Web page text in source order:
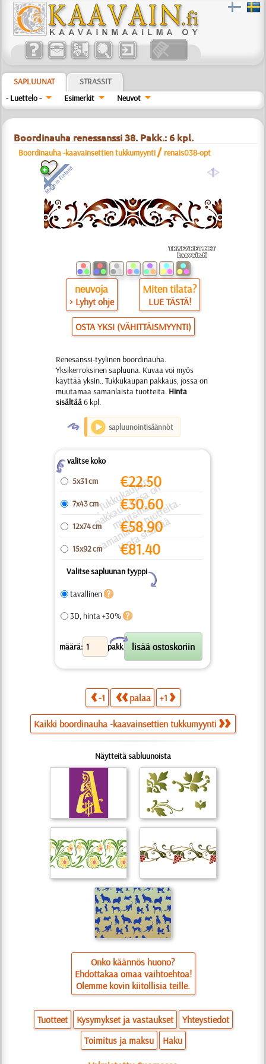
SAPLUUNAT
STRASSIT
- Luettelo -
Esimerkit Neuvot
Boordinauha renessanssi 38. Pakk.: 6 kpl.
Boordinauha -kaavainsettien tukkumyynti / renais038-opt
a
neuvoja
> Lyhyt ohje
Miten tilata?
LUE TÄSTÄ!
OSTA YKSI (VÄHITTÄISMYYNTI)
Renesanssi-tyylinen boordinauha.
Yksikerroksinen sapluuna. Kuvaa voi myös
käyttää yksin.. Tukkukaupan pakkaus, jossa on
muutamaa samanlaista tuotteita. Hinta
sisältää6 kpl.
O sapluunointisäännöt
Zvalitse koko
.
T
u
k
k
u
k
a
u
p
a
n
p
a
k
k
a
u
s, j
o
s
s
a
o
n
m
u
u
t
a
m
a
a
s
a
m
a
nl
ai
s
t
a
t
u
o
t
t
ei
t
a.
Hi
n
t
a
si
s
äl
t
ä
ä
5x31 cm €22.50
7x43 cm €30.60
12x74 cm €58.90
15x92 cm €81.40
Valitse sapluunan tyyppi
Y
tavallinen
3D, hinta +30%
määrä: pakk.
X
-1 palaa +1
Kaikki boordinauha -kaavainsettien tukkumyynti
Näytteitä sabluunoista
Onko käännös huono?
Ehdottakaa omaa vaihtoehtoa!
Olemme kovin kiitollisia teille.
Tuotteet Kysymykset ja vastaukset
Yhteystiedot
Toimitus ja maksu
Haku